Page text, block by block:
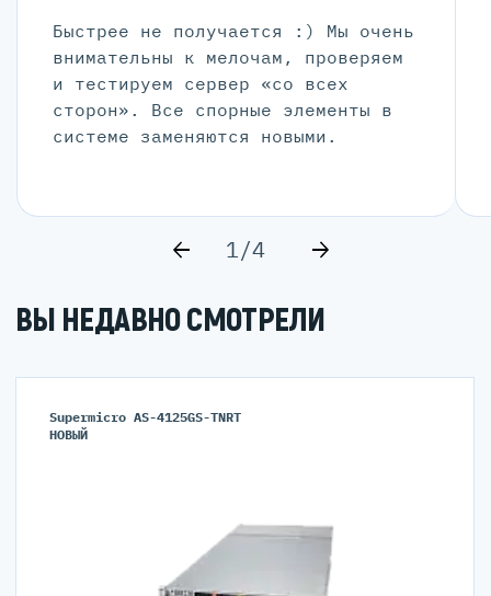
Быстрее не получается :) Мы очень
внимательны к мелочам, проверяем
и тестируем сервер «со всех
сторон». Все спорные элементы в
системе заменяются новыми.
1/4
ВЫ НЕДАВНО СМОТРЕЛИ
Supermicro AS-4125GS-TNRT
НОВЫЙ